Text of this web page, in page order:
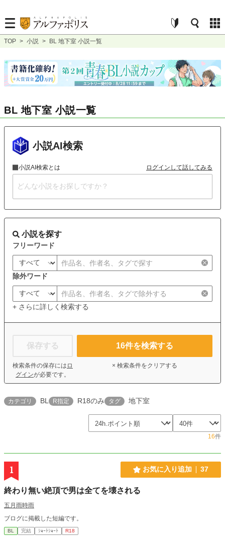
TOP > 小説 > BL 地下室 小説一覧
BL 地下室 小説一覧
小説AI検索
小説AI検索とは ログインして話してみる
小説を探す
フリーワード
除外ワード
+ さらに詳しく検索する
保存する
検索条件の保存には ロ
グインが必要です。
16件を検索する
× 検索条件をクリアする
カテゴリ BL R指定 R18のみ タグ 地下室
16件
1 お気に入り追加 37
終わり無い絶頂で男は全てを壊される
五月雨時雨
ブログに掲載した短編です。
BL 完結 ｼｮｰﾄｼｮｰﾄ R18